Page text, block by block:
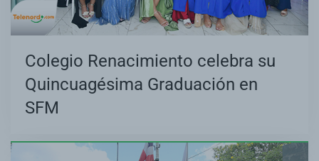
Colegio Renacimiento celebra su
Quincuagésima Graduación en
SFM